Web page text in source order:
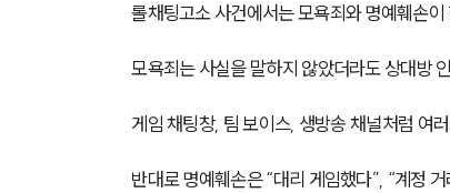
롤채팅고소 사건에서는 모욕죄와 명예훼손
모욕죄는 사실을 말하지 않았더라도 상대방
게임 채팅창, 팀 보이스, 생방송 채널처럼 여
반대로 명예훼손은 “대리 게임했다”, “계정